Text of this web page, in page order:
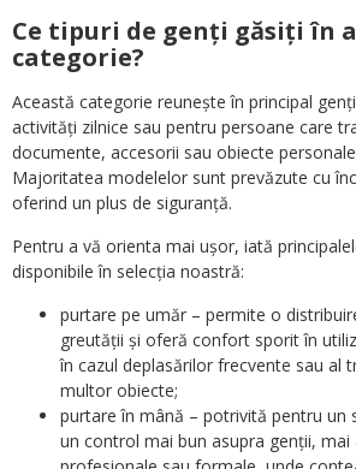
Ce tipuri de genți găsiți în
categorie?
Această categorie reunește în principal
activități zilnice sau pentru persoane care
documente, accesorii sau obiecte
Majoritatea modelelor sunt prevăzute cu
oferind un plus de siguranță.
Pentru a vă orienta mai ușor, iată
disponibile în selecția noastră:
purtare pe umăr – permite o
greutății și oferă confort sporit în
în cazul deplasărilor frecvente sau al
multor obiecte;
purtare în mână – potrivită pentru un
un control mai bun asupra genții, mai